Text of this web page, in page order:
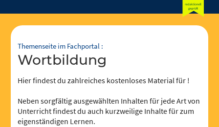
Themenseite im Fachportal :
Wortbildung
Hier findest du zahlreiches kostenloses Material für !
Neben sorgfältig ausgewählten Inhalten für jede Art von
Unterricht findest du auch kurzweilige Inhalte für zum
eigenständigen Lernen.